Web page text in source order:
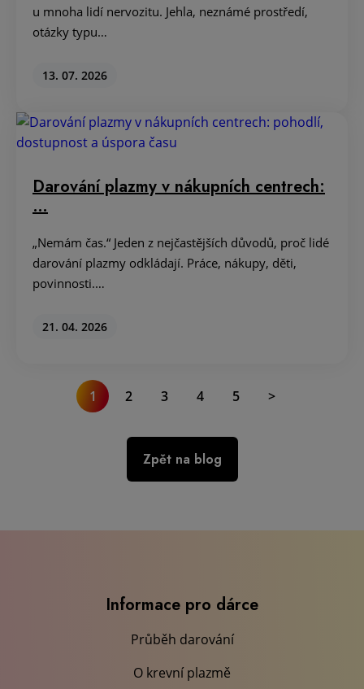
u mnoha lidí nervozitu. Jehla, neznámé prostředí,
otázky typu…
13. 07. 2026
Darování plazmy v nákupních centrech:
…
„Nemám čas.“ Jeden z nejčastějších důvodů, proč lidé
darování plazmy odkládají. Práce, nákupy, děti,
povinnosti.…
21. 04. 2026
1 2 3 4 5 >
Zpět na blog
Informace pro dárce
Průběh darování
O krevní plazmě